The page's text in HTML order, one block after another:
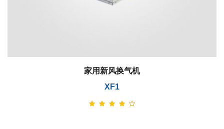
家用新风换气机
XF1